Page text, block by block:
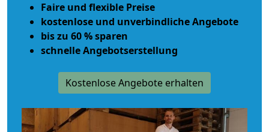
Faire und flexible Preise
kostenlose und unverbindliche Angebote
bis zu 60 % sparen
schnelle Angebotserstellung
Kostenlose Angebote erhalten